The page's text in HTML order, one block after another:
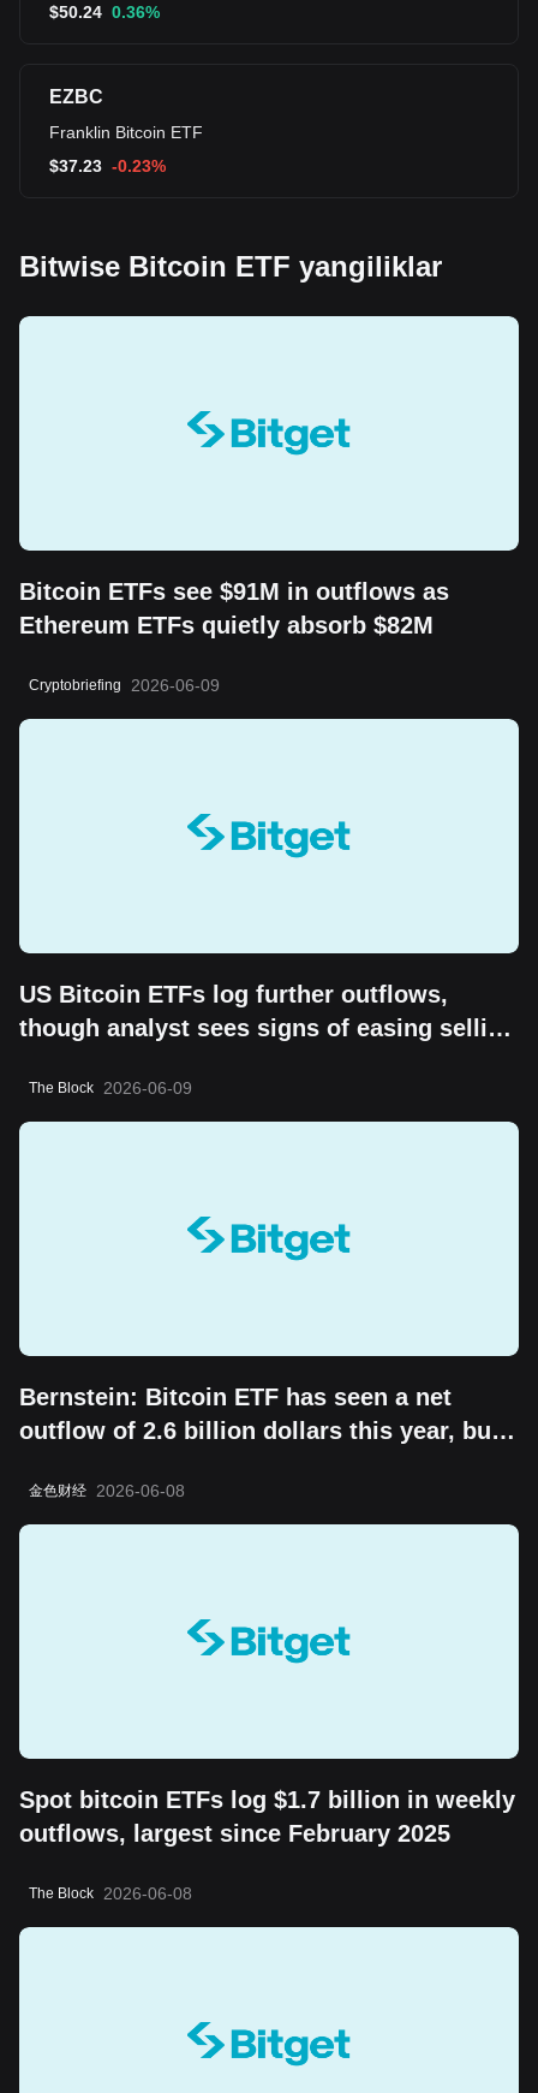
$50.24 0.36%
EZBC
Franklin Bitcoin ETF
$37.23 -0.23%
Bitwise Bitcoin ETF yangiliklar
Bitcoin ETFs see $91M in outflows as
Ethereum ETFs quietly absorb $82M
Cryptobriefing 2026-06-09
US Bitcoin ETFs log further outflows,
though analyst sees signs of easing selling
The Block 2026-06-09
Bernstein: Bitcoin ETF has seen a net
outflow of 2.6 billion dollars this year, but
long-term value storage attribute
金色财经 2026-06-08
Spot bitcoin ETFs log $1.7 billion in weekly
outflows, largest since February 2025
The Block 2026-06-08